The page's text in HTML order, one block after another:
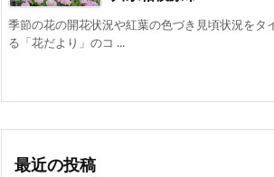
季節の花の開花状況や紅葉の色づき見頃状況をタ
る「花だより」のコ ...
最近の投稿